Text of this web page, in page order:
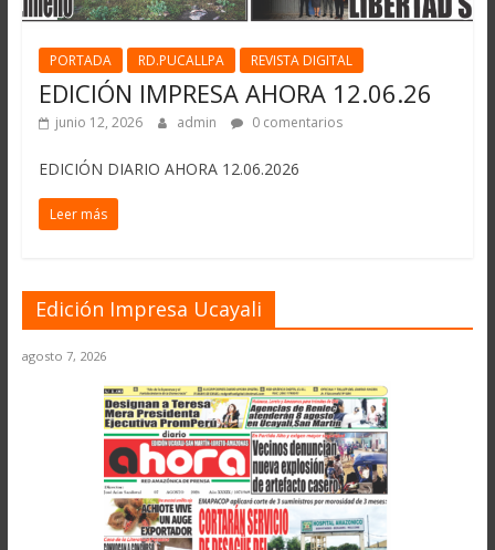
PORTADA RD.PUCALLPA REVISTA DIGITAL
EDICIÓN IMPRESA AHORA 12.06.26
junio 12, 2026 admin 0 comentarios
EDICIÓN DIARIO AHORA 12.06.2026
Leer más
Edición Impresa Ucayali
agosto 7, 2026